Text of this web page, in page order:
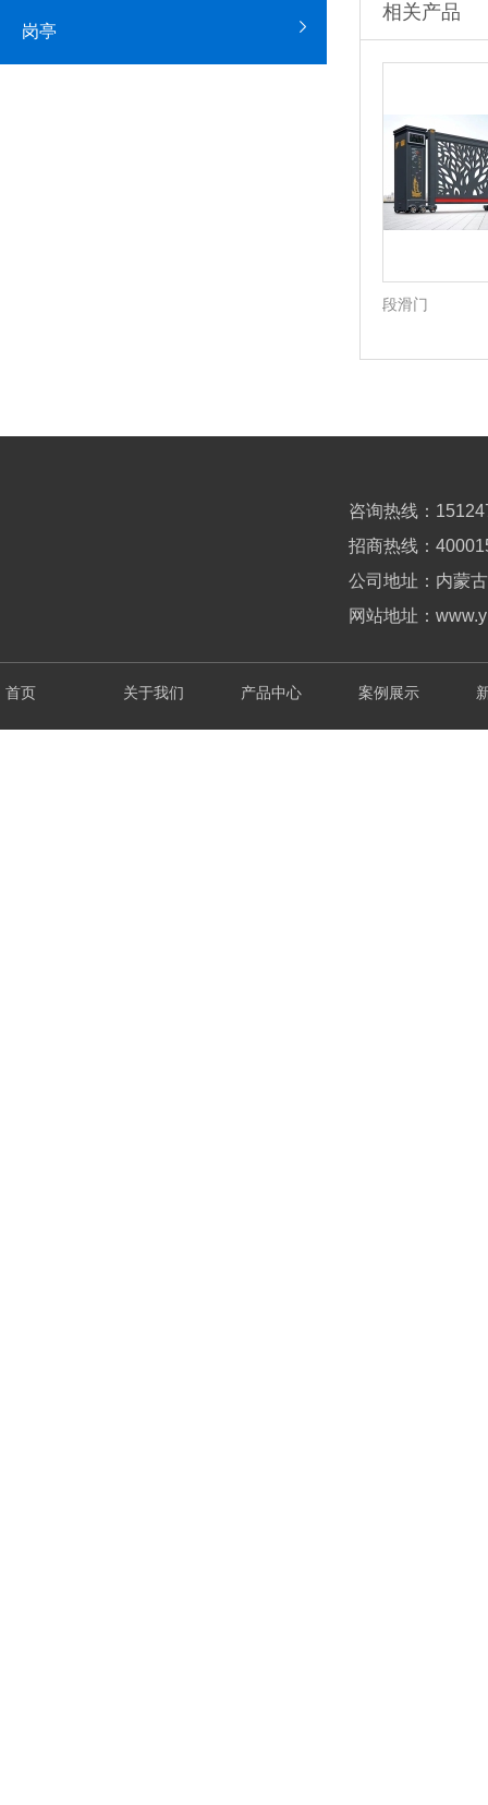
岗亭
相关产品
段滑门
首页 关于我们 产品中心 案例展示
咨询热线：
招商热线： 40
公司地址：内蒙
网站地址：